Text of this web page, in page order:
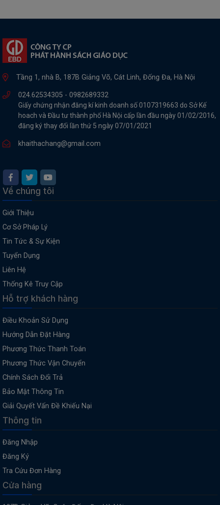
Tầng 1, nhà B, 187B Giảng Võ, Cát Linh, Đống Đa, Hà Nội
024.62534305 - 0982689332
Giấy chứng nhận đăng kí kinh doanh số 0107319663 do Sở Kế
hoach và Đầu tư thành phố Hà Nội cấp lần đầu ngày 01/02/2016,
đăng ký thay đổi lần thứ 5 ngày 07/01/2021
khaithachang@gmail.com
Về chúng tôi
Giới Thiệu
Cơ Sở Pháp Lý
Tin Tức & Sự Kiện
Tuyển Dụng
Liên Hệ
Thống Kê Truy Cập
Hỗ trợ khách hàng
Điều Khoản Sử Dụng
Hướng Dẫn Đặt Hàng
Phương Thức Thanh Toán
Phương Thức Vận Chuyển
Chính Sách Đổi Trả
Bảo Mật Thông Tin
Giải Quyết Vấn Đề Khiếu Nại
Thông tin
Đăng Nhập
Đăng Ký
Tra Cứu Đơn Hàng
Cửa hàng